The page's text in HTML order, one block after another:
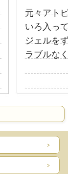
元々アト
いろ入っ
ジェルを
ラブルな